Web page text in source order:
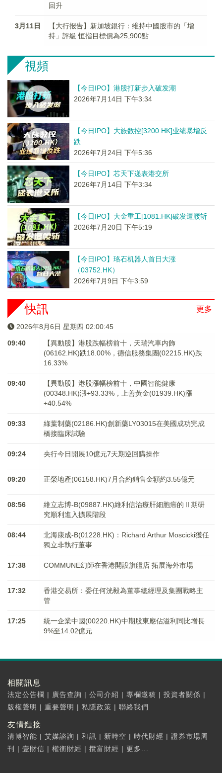
回升
3月11日
【大行报告】新加坡銀行：维持中國股市的「增
持」評級 恒指目標價為25,900點
視頻
【今日IPO】港股打新步入破发潮
2026年7月14日 下午3:34
【今日IPO】大族数控[3200.HK]业绩暴增反
跌
2026年7月24日 下午5:36
【今日IPO】芯天下递表港交所
2026年7月14日 下午3:34
【今日IPO】大金重工[1081.HK]破发遭腰斩
2026年7月20日 下午5:19
【今日IPO】珞石机器人首日大涨
（03752.HK）
2026年7月9日 下午3:59
更多
快訊
2026年8月6日 星期四 02:00:45
09:40
【異動股】港股跌幅榜前十，天瑞汽車内飾
(06162.HK)跌18.00%，德信服務集團(02215.HK)跌
16.33%
09:40
【異動股】港股漲幅榜前十，中國智能健康
(00348.HK)漲+93.33%，上善黃金(01939.HK)漲
+40.54%
09:33
綠葉制藥(02186.HK)創新藥LY03015在美國成功完成
橋接臨床試驗
09:24 央行今日開展10億元7天期逆回購操作
09:20 正榮地產(06158.HK)7月合約銷售金額約3.55億元
08:56
維立志博-B(09887.HK)維利信治療肝細胞癌的Ⅱ期研
究順利進入擴展階段
08:44
北海康成-B(01228.HK)：Richard Arthur Moscicki獲任
獨立非執行董事
17:38 COMMUNE幻師在香港開設旗艦店 拓展海外市場
17:32
香港交易所：委任何洸毅為董事總經理及集團戰略主
管
17:25
統一企業中國(00220.HK)中期股東應佔溢利同比增長
9%至14.02億元
相關訊息
法定公告欄 | 廣告查詢 | 公司介紹 | 專欄邀稿 | 投資者關係 |
版權聲明 | 重要聲明 | 私隱政策 | 聯絡我們
友情鏈接
清博智能 | 艾媒諮詢 | 和訊 | 新時空 | 時代財經 | 證券市場周
刊
| 壹財信 | 權衡財經 | 攬富財經 | 更多...